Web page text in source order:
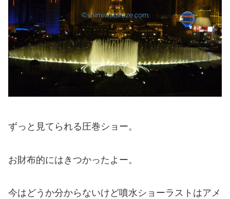
ずっと見てられる圧巻ショー。
お財布的にはきつかったよー。
今はどうか分からないけど噴水ショーラストはアメ